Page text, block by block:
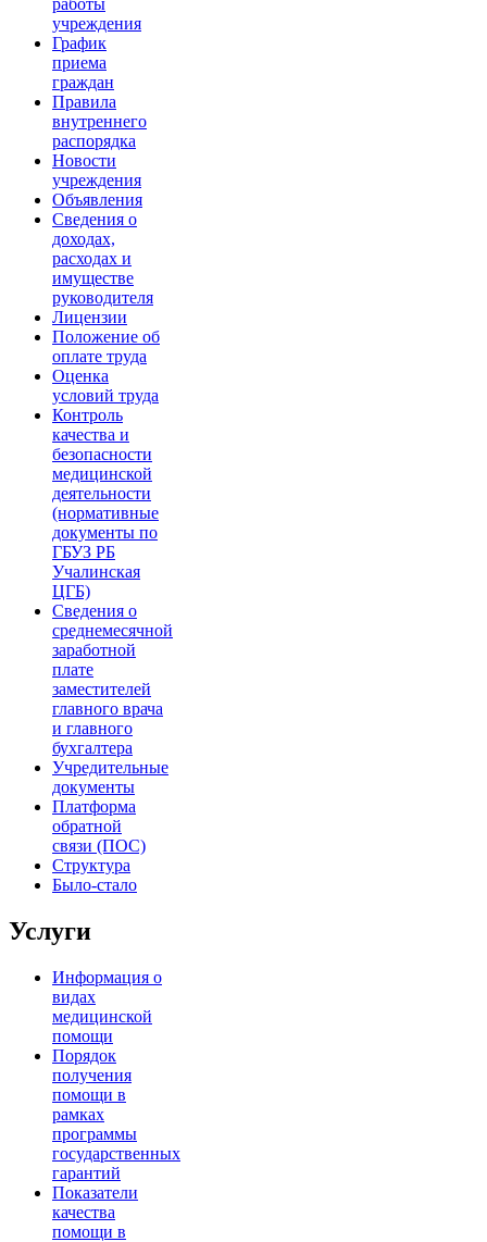
работы
учреждения
График
приема
граждан
Правила
внутреннего
распорядка
Новости
учреждения
Объявления
Сведения о
доходах,
расходах и
имуществе
руководителя
Лицензии
Положение об
оплате труда
Оценка
условий труда
Контроль
качества и
безопасности
медицинской
деятельности
(нормативные
документы по
ГБУЗ РБ
Учалинская
ЦГБ)
Сведения о
среднемесячной
заработной
плате
заместителей
главного врача
и главного
бухгалтера
Учредительные
документы
Платформа
обратной
связи (ПОС)
Структура
Было-стало
Услуги
Информация о
видах
медицинской
помощи
Порядок
получения
помощи в
рамках
программы
государственных
гарантий
Показатели
качества
помощи в